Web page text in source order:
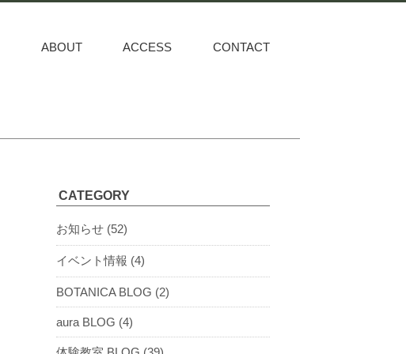
ABOUT ACCESS CONTACT
CATEGORY
お知らせ (52)
イベント情報 (4)
BOTANICA BLOG (2)
aura BLOG (4)